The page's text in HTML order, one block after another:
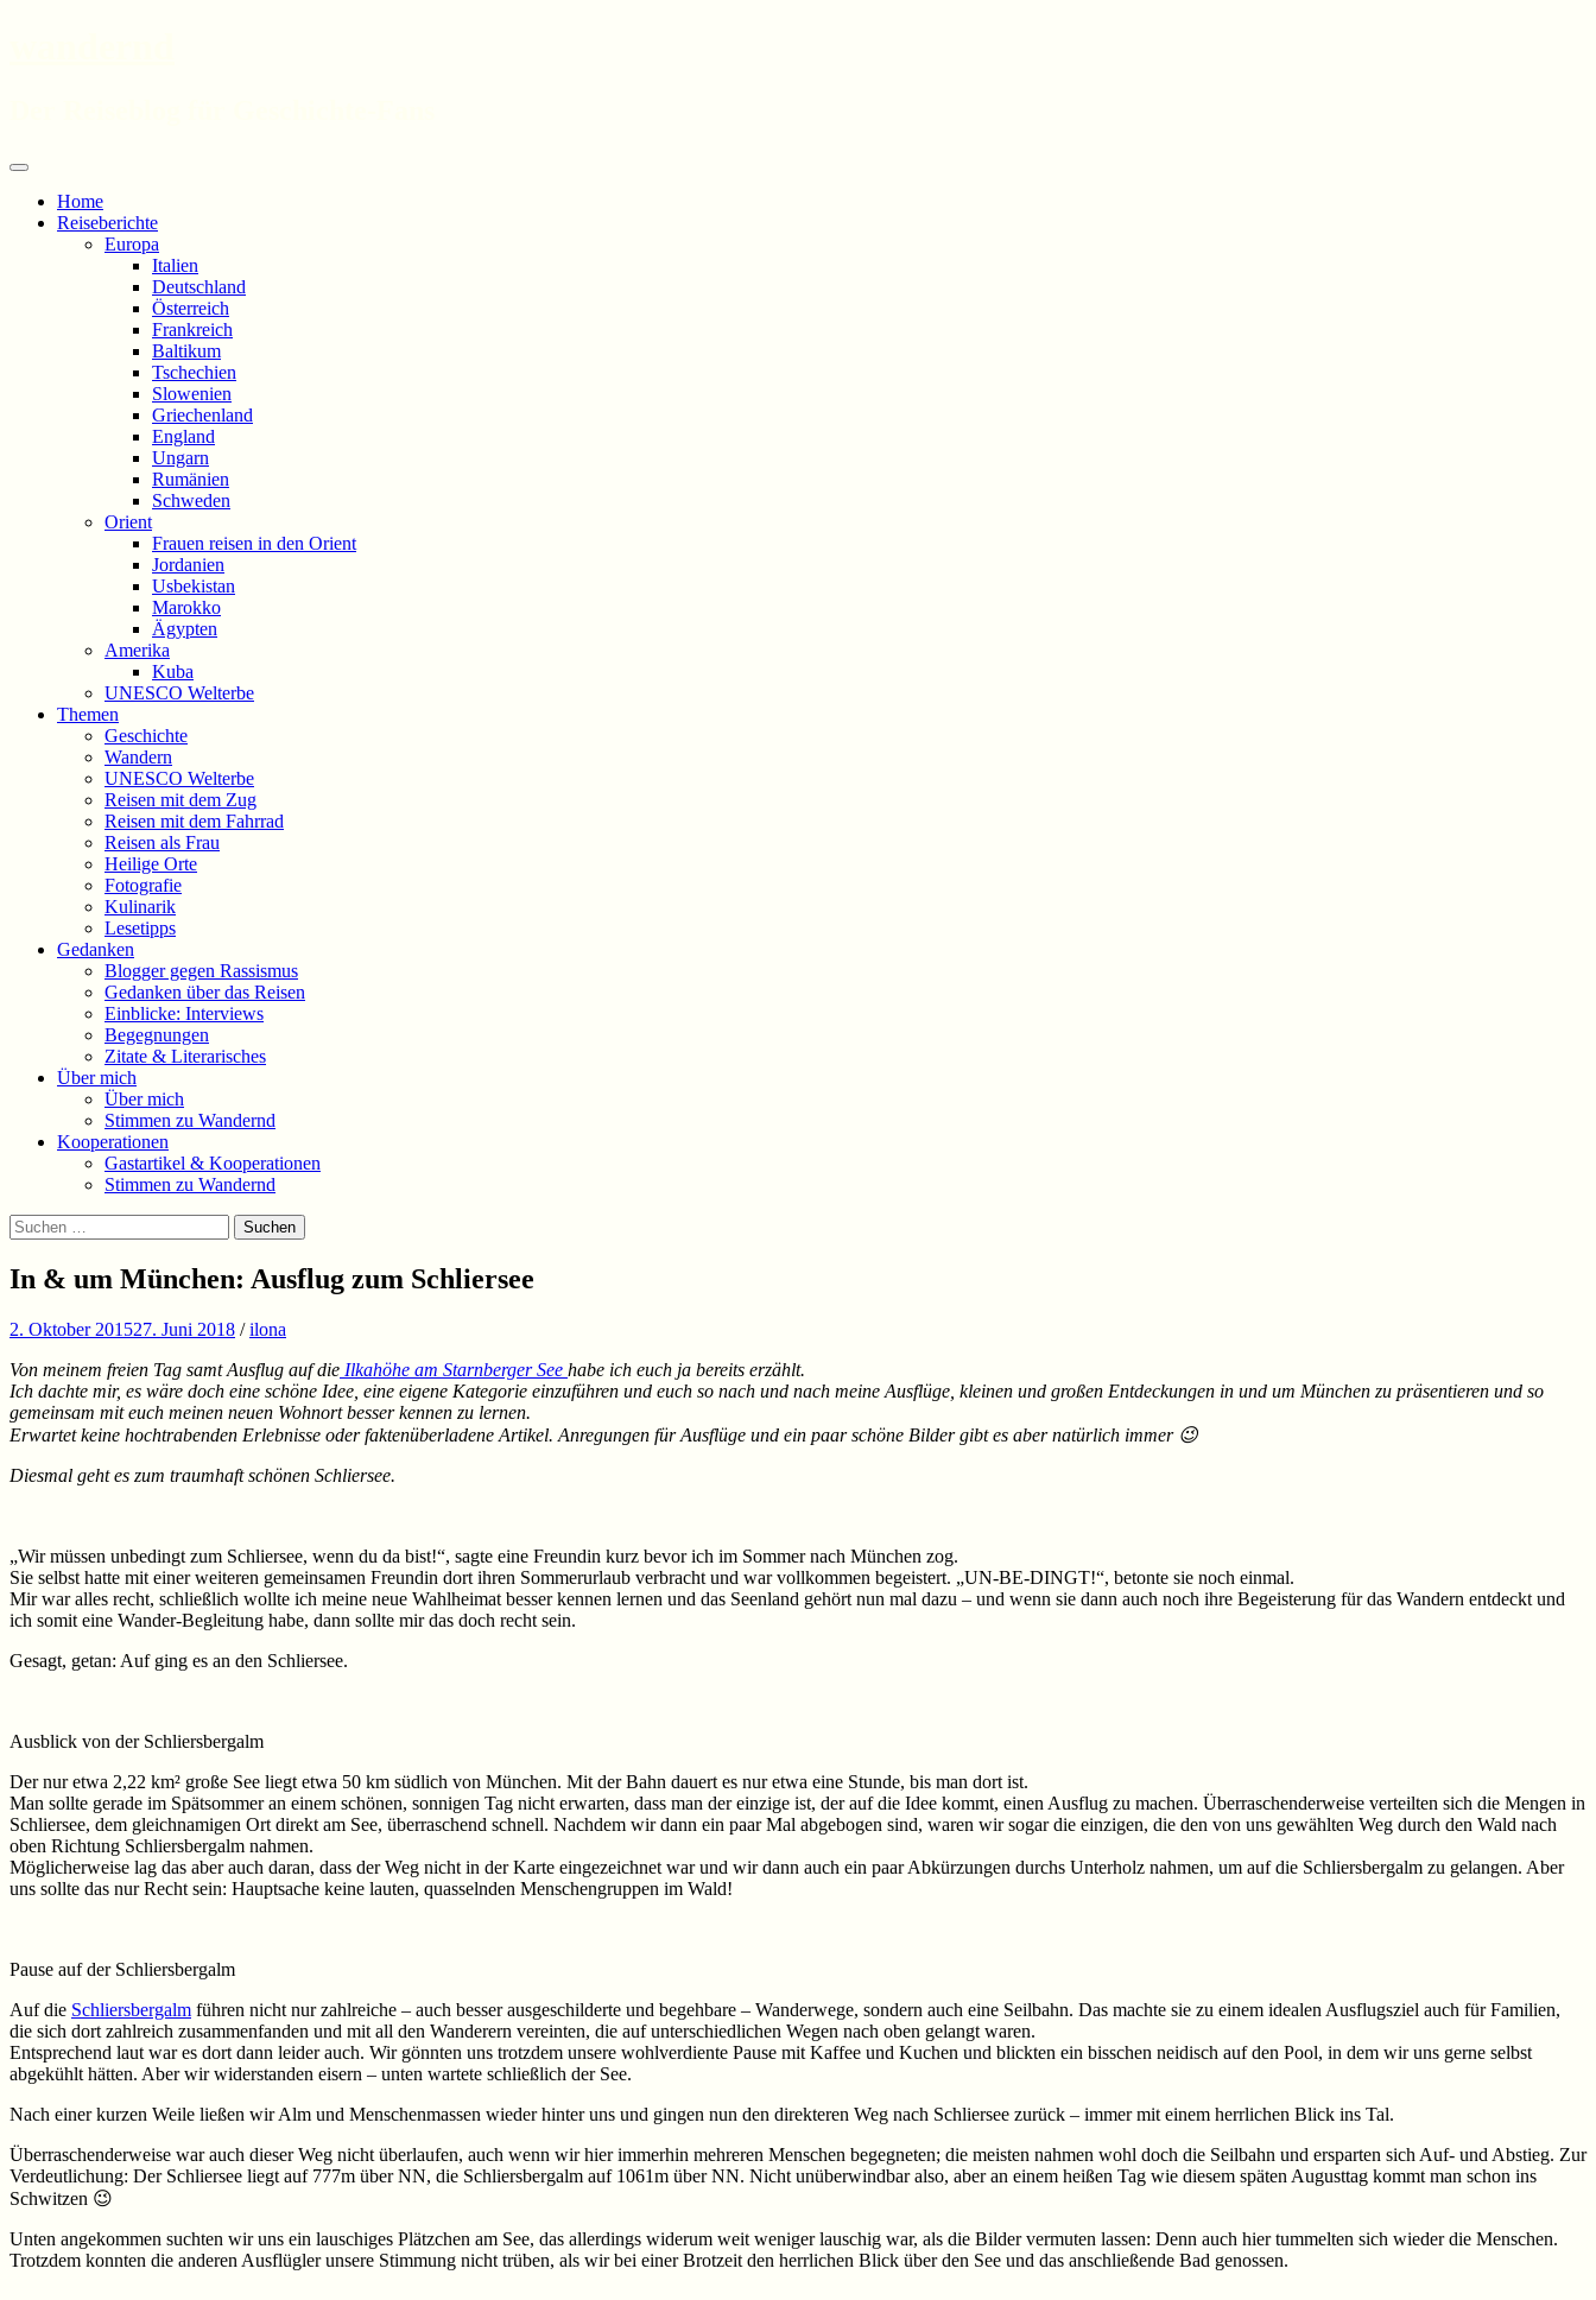
Menü
springen
Home
Reiseberichte
Europa
Italien
Deutschland
Österreich
Frankreich
Baltikum
Tschechien
Slowenien
Griechenland
England
Ungarn
Rumänien
Schweden
Orient
Frauen reisen in den Orient
Jordanien
Usbekistan
Marokko
Ägypten
Amerika
Kuba
UNESCO Welterbe
Themen
Geschichte
Wandern
UNESCO Welterbe
Reisen mit dem Zug
Reisen mit dem Fahrrad
Reisen als Frau
Heilige Orte
Fotografie
Kulinarik
Lesetipps
Gedanken
Blogger gegen Rassismus
Gedanken über das Reisen
Einblicke: Interviews
Begegnungen
Zitate & Literarisches
Über mich
Über mich
Stimmen zu Wandernd
Kooperationen
Gastartikel & Kooperationen
Stimmen zu Wandernd
Suchen
Suchen
nach:
In & um München: Ausflug zum Schliersee
2. Oktober 201527. Juni 2018 /ilona
Von meinem freien Tag samt Ausflug auf die Ilkahöhe am Starnberger See habe ich euch ja bereits erzählt.
Ich dachte mir, es wäre doch eine schöne Idee, eine eigene Kategorie einzuführen und euch so nach und nach meine Ausflüge, kleinen und großen Entdeckungen in und um München zu präsentieren und so
gemeinsam mit euch meinen neuen Wohnort besser kennen zu lernen.
Erwartet keine hochtrabenden Erlebnisse oder faktenüberladene Artikel. Anregungen für Ausflüge und ein paar schöne Bilder gibt es aber natürlich immer 😉
Diesmal geht es zum traumhaft schönen Schliersee.
„Wir müssen unbedingt zum Schliersee, wenn du da bist!“, sagte eine Freundin kurz bevor ich im Sommer nach München zog.
Sie selbst hatte mit einer weiteren gemeinsamen Freundin dort ihren Sommerurlaub verbracht und war vollkommen begeistert. „UN-BE-DINGT!“, betonte sie noch einmal.
Mir war alles recht, schließlich wollte ich meine neue Wahlheimat besser kennen lernen und das Seenland gehört nun mal dazu – und wenn sie dann auch noch ihre Begeisterung für das Wandern entdeckt und
ich somit eine Wander-Begleitung habe, dann sollte mir das doch recht sein.
Gesagt, getan: Auf ging es an den Schliersee.
Ausblick von der Schliersbergalm
Der nur etwa 2,22 km² große See liegt etwa 50 km südlich von München. Mit der Bahn dauert es nur etwa eine Stunde, bis man dort ist.
Man sollte gerade im Spätsommer an einem schönen, sonnigen Tag nicht erwarten, dass man der einzige ist, der auf die Idee kommt, einen Ausflug zu machen. Überraschenderweise verteilten sich die Mengen in
Schliersee, dem gleichnamigen Ort direkt am See, überraschend schnell. Nachdem wir dann ein paar Mal abgebogen sind, waren wir sogar die einzigen, die den von uns gewählten Weg durch den Wald nach
oben Richtung Schliersbergalm nahmen.
Möglicherweise lag das aber auch daran, dass der Weg nicht in der Karte eingezeichnet war und wir dann auch ein paar Abkürzungen durchs Unterholz nahmen, um auf die Schliersbergalm zu gelangen. Aber
uns sollte das nur Recht sein: Hauptsache keine lauten, quasselnden Menschengruppen im Wald!
Pause auf der Schliersbergalm
Auf die Schliersbergalm führen nicht nur zahlreiche – auch besser ausgeschilderte und begehbare – Wanderwege, sondern auch eine Seilbahn. Das machte sie zu einem idealen Ausflugsziel auch für Familien,
die sich dort zahlreich zusammenfanden und mit all den Wanderern vereinten, die auf unterschiedlichen Wegen nach oben gelangt waren.
Entsprechend laut war es dort dann leider auch. Wir gönnten uns trotzdem unsere wohlverdiente Pause mit Kaffee und Kuchen und blickten ein bisschen neidisch auf den Pool, in dem wir uns gerne selbst
abgekühlt hätten. Aber wir widerstanden eisern – unten wartete schließlich der See.
Nach einer kurzen Weile ließen wir Alm und Menschenmassen wieder hinter uns und gingen nun den direkteren Weg nach Schliersee zurück – immer mit einem herrlichen Blick ins Tal.
Überraschenderweise war auch dieser Weg nicht überlaufen, auch wenn wir hier immerhin mehreren Menschen begegneten; die meisten nahmen wohl doch die Seilbahn und ersparten sich Auf- und Abstieg. Zur
Verdeutlichung: Der Schliersee liegt auf 777m über NN, die Schliersbergalm auf 1061m über NN. Nicht unüberwindbar also, aber an einem heißen Tag wie diesem späten Augusttag kommt man schon ins
Schwitzen 😉
Unten angekommen suchten wir uns ein lauschiges Plätzchen am See, das allerdings widerum weit weniger lauschig war, als die Bilder vermuten lassen: Denn auch hier tummelten sich wieder die Menschen.
Trotzdem konnten die anderen Ausflügler unsere Stimmung nicht trüben, als wir bei einer Brotzeit den herrlichen Blick über den See und das anschließende Bad genossen.